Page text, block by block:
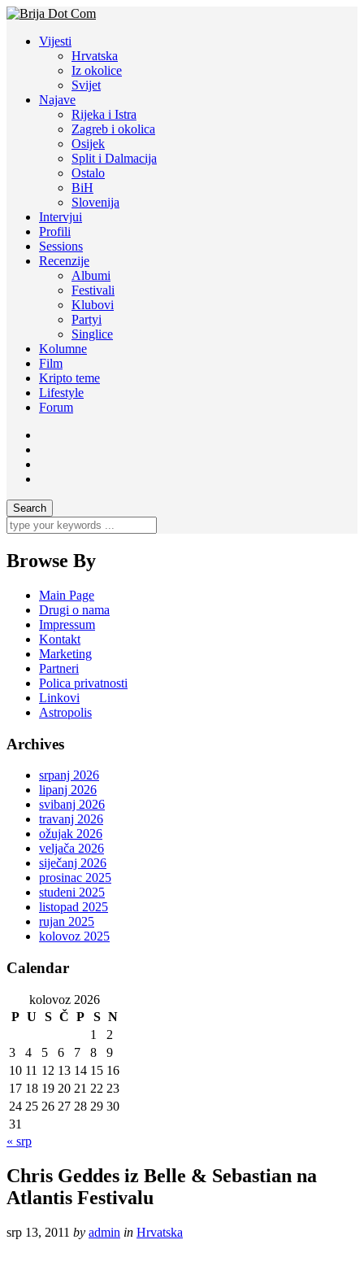
Vijesti
Hrvatska
Iz okolice
Svijet
Najave
Rijeka i Istra
Zagreb i okolica
Osijek
Split i Dalmacija
Ostalo
BiH
Slovenija
Intervjui
Profili
Sessions
Recenzije
Albumi
Festivali
Klubovi
Partyi
Singlice
Kolumne
Film
Kripto teme
Lifestyle
Forum
Browse By
Main Page
Drugi o nama
Impressum
Kontakt
Marketing
Partneri
Polica privatnosti
Linkovi
Astropolis
Archives
srpanj 2026
lipanj 2026
svibanj 2026
travanj 2026
ožujak 2026
veljača 2026
siječanj 2026
prosinac 2025
studeni 2025
listopad 2025
rujan 2025
kolovoz 2025
Calendar
kolovoz 2026
P U S Č P S N
1
2
3
4 5 6 7 8
9
10 11 12 13 14 15 16
17 18 19 20 21 22 23
24 25 26 27 28 29 30
31
« srp
Chris Geddes iz Belle & Sebastian na
Atlantis Festivalu
srp 13, 2011 by admin in Hrvatska